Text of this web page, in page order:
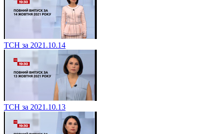
ТСН за 2021.10.14
ТСН за 2021.10.13